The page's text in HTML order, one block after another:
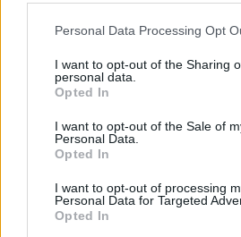
Please note that this website/app
not limited to your visit or usage
grant or deny consent to Google and
use your data for below specified
consent section.
Personal Data Processing Opt
I want to opt-out of the Sharing
personal data.
Opted In
I want to opt-out of the Sale of
Personal Data.
Opted In
I want to opt-out of processing
Personal Data for Targeted
Opted In
66ο Φεστιβάλ Κινηματογράφου
Γιώργο Τσεμπερόπουλο
Κατά τη διάρκεια του φεστιβάλ
10.09.2025, 14:01